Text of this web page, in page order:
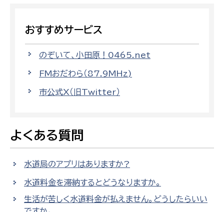
おすすめサービス
のぞいて、小田原！0465.net
FMおだわら（87.9MHz)
市公式X（旧Twitter）
よくある質問
水道局のアプリはありますか?
水道料金を滞納するとどうなりますか。
生活が苦しく水道料金が払えません。どうしたらいい